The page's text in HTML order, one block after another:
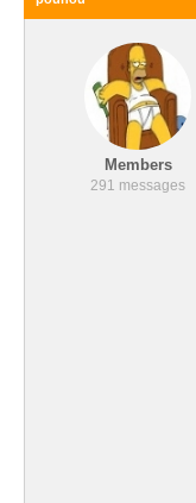
Members
291 messages